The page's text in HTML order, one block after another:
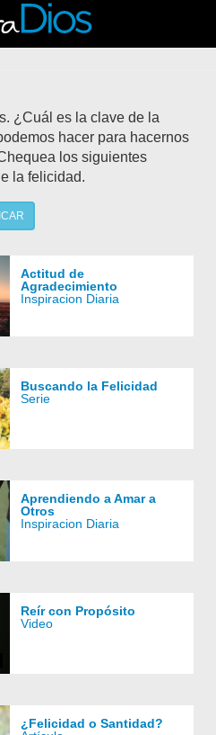
¿Cuál es la clave de la
hacer para hacernos
los siguientes
la felicidad.
Actitud de
Agradecimiento
Inspiracion Diaria
Buscando la Felicidad
Serie
Aprendiendo a Amar a
Otros
Inspiracion Diaria
Reír con Propósito
Video
¿Felicidad o Santidad?